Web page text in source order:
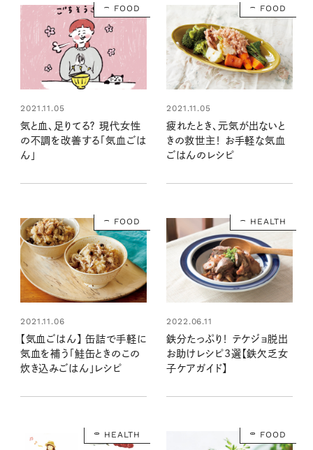
FOOD
2021.11.05
気と血、足りてる？ 現代女性
の不調を改善する「気血ごは
ん」
FOOD
2021.11.05
疲れたとき、元気が出ないと
きの救世主！ お手軽な気血
ごはんのレシピ
FOOD
2021.11.06
【気血ごはん】 缶詰で手軽に
気血を補う「鮭缶ときのこの
炊き込みごはん」レシピ
HEALTH
2022.06.11
鉄分たっぷり！ テケジョ脱出
お助けレシピ3選【鉄欠乏女
子ケアガイド】
HEALTH FOOD